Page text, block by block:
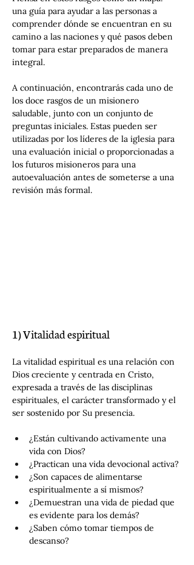
una guía para ayudar a las personas a
comprender dónde se encuentran en su
camino a las naciones y qué pasos deben
tomar para estar preparados de manera
integral.
A continuación, encontrarás cada uno de
los doce rasgos de un misionero
saludable, junto con un conjunto de
preguntas iniciales. Estas pueden ser
utilizadas por los líderes de la iglesia para
una evaluación inicial o proporcionadas a
los futuros misioneros para una
autoevaluación antes de someterse a una
revisión más formal.
1) Vitalidad espiritual
La vitalidad espiritual es una relación con
Dios creciente y centrada en Cristo,
expresada a través de las disciplinas
espirituales, el carácter transformado y el
ser sostenido por Su presencia.
¿Están cultivando activamente una
vida con Dios?
¿Practican una vida devocional activa?
¿Son capaces de alimentarse
espiritualmente a sí mismos?
¿Demuestran una vida de piedad que
es evidente para los demás?
¿Saben cómo tomar tiempos de
descanso?